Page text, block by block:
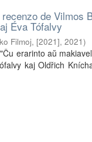
de Vilmos
Éva Tófalvy
Filmoj, [2021], 2021)
erarinto aŭ
kaj Oldřich